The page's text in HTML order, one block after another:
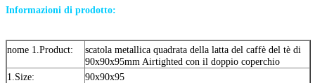
Informazioni di prodotto:
nome 1.Product:
scatola metallica quadrata della latta del caffè del tè di
90x90x95mm Airtighted con il doppio coperchio
1.Size:
90x90x95